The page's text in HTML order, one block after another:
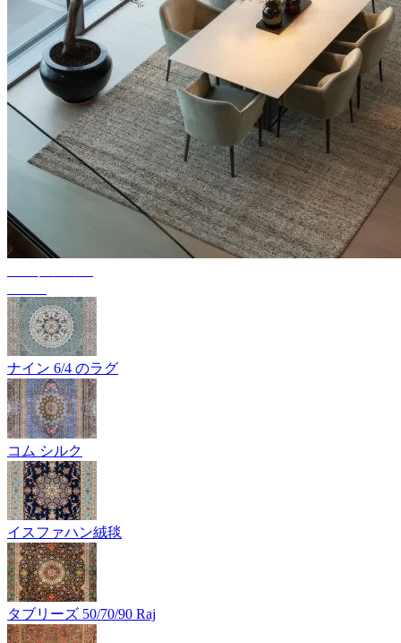
ナイン 6/4 のラグ
コム シルク
イスファハン絨毯
タブリーズ 50/70/90 Raj